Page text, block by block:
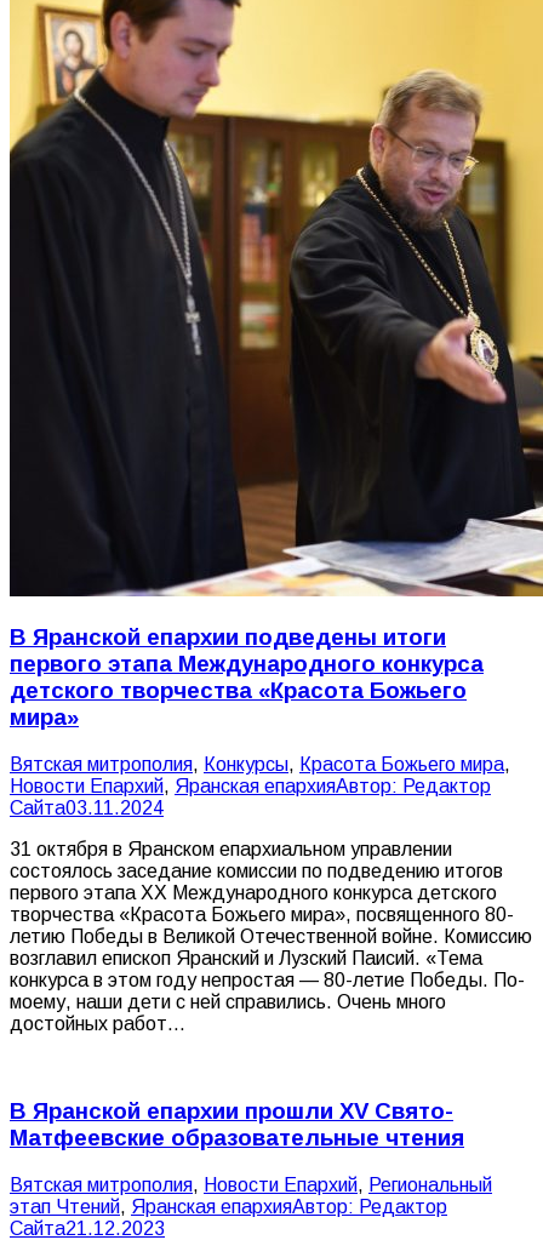
В Яранской епархии подведены итоги
первого этапа Международного конкурса
детского творчества «Красота Божьего
мира»
Вятская митрополия, Конкурсы, Красота Божьего мира,
Новости Епархий, Яранская епархияАвтор: Редактор
Сайта03.11.2024
31 октября в Яранском епархиальном управлении
состоялось заседание комиссии по подведению итогов
первого этапа ХХ Международного конкурса детского
творчества «Красота Божьего мира», посвященного 80-
летию Победы в Великой Отечественной войне. Комиссию
возглавил епископ Яранский и Лузский Паисий. «Тема
конкурса в этом году непростая — 80-летие Победы. По-
моему, наши дети с ней справились. Очень много
достойных работ…
В Яранской епархии прошли XV Свято-
Матфеевские образовательные чтения
Вятская митрополия, Новости Епархий, Региональный
этап Чтений, Яранская епархияАвтор: Редактор
Сайта21.12.2023